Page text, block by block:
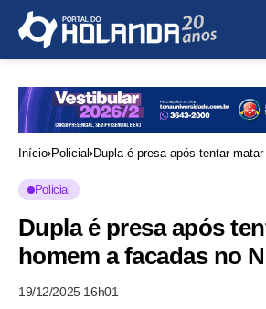
Início Policial Dupla é presa após tentar
Policial
Dupla é presa após
homem a facadas no
19/12/2025 16h01